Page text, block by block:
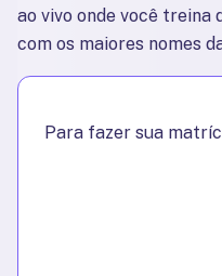
ao vivo onde você treina
com os maiores nomes
Para fazer sua